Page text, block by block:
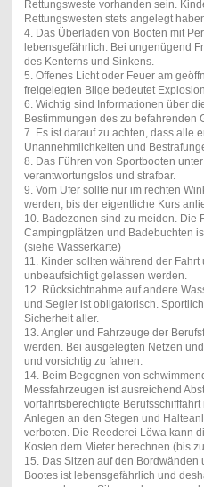
Rettungsweste vorhanden sein.
Rettungswesten stets angelegt
4. Das Überladen von Booten mit
lebensgefährlich. Bei ungenügend
des Kenterns und Sinkens.
5. Offenes Licht oder Feuer am
freigelegten Bilge bedeutet
6. Wichtig sind Informationen über
Bestimmungen des zu befahrenden
7. Es ist darauf zu achten, dass alle
Unannehmlichkeiten und
8. Das Führen von Sportbooten
verantwortungslos und strafbar.
9. Vom Ufer sollte nur im rechten
werden, bis der eigentliche Kurs
10. Badezonen sind zu meiden. Die
Campingplätzen und Badebuchten
(siehe Wasserkarte)
11. Kinder sollten während der
unbeaufsichtigt gelassen werden.
12. Rücksichtnahme auf andere
und Segler ist obligatorisch.
Sicherheit aller.
13. Angler und Fahrzeuge der
werden. Bei ausgelegten Netzen
und vorsichtig zu fahren.
14. Beim Begegnen von
Messfahrzeugen ist ausreichend
vorfahrtsberechtigte
Anlegen an den Stegen und
verboten. Die Reederei Löwa kann
Kosten dem Mieter berechnen (bis
15. Das Sitzen auf den
Bootes ist lebensgefährlich und